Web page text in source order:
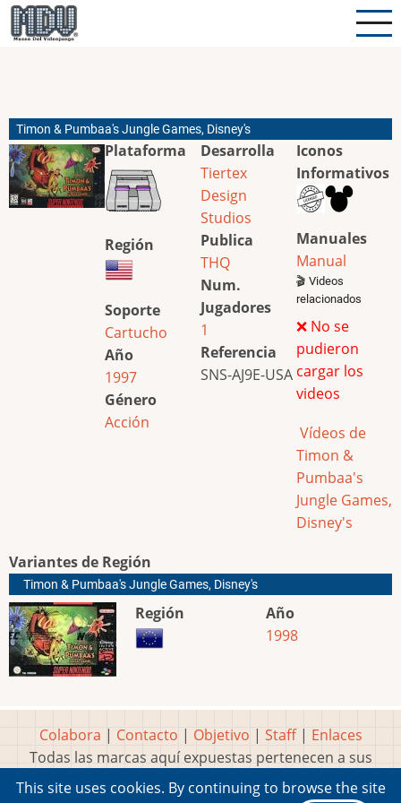
Pasar
al
Timon & Pumbaa's Jungle Games, Disney's
Plataforma
Región
Soporte
Cartucho
Año
1997
Género
Acción
Desarrolla
Tiertex
Design
Studios
Publica
THQ
Num.
Jugadores
1
Referencia
SNS-AJ9E-USA
Iconos
Informativos
Manuales
Manual
🎬 Videos
relacionados
❌ No se
pudieron
cargar los
videos
Vídeos de
Timon &
Pumbaa's
Jungle Games,
Disney's
Variantes de Región
Timon & Pumbaa's Jungle Games, Disney's
Región
Año
1998
Colabora | Contacto | Objetivo | Staff| Enlaces
Todas las marcas aquí expuestas pertenecen a sus
respectivos y legítimos dueños
This site uses cookies. By continuing to browse the site